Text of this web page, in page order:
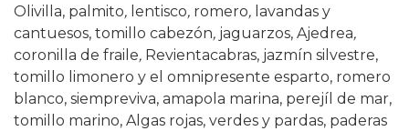
Olivilla, palmito, lentisco, romero, lavandas y
cantuesos, tomillo cabezón, jaguarzos, Ajedrea,
coronilla de fraile, Revientacabras, jazmín silvestre,
tomillo limonero y el omnipresente esparto, romero
blanco, siempreviva, amapola marina, perejíl de mar,
tomillo marino, Algas rojas, verdes y pardas, paderas